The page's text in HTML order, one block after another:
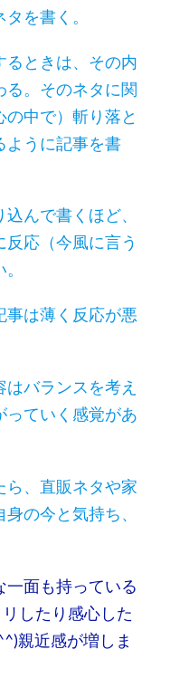
を書く。
るときは、その内
る。そのネタに関
中で）斬り落と
ように記事を書
んで書くほど、
応（今風に言う
事は薄く反応が悪
はバランスを考え
っていく感覚があ
ら、直販ネタや家
の今と気持ち、
一面も持っている
したり感心した
親近感が増しま